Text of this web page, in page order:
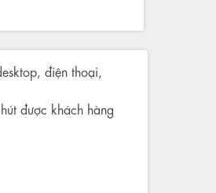
điện thoại,
được khách hàng